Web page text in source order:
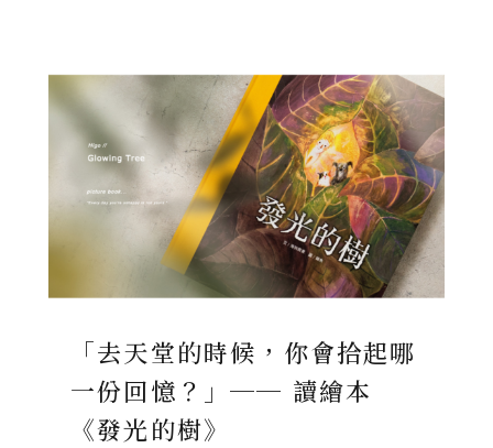
「去天堂的時候，你會拾起哪
一份回憶？」── 讀繪本
《發光的樹》